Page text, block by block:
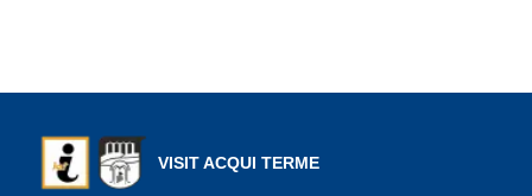
VISIT ACQUI TERME